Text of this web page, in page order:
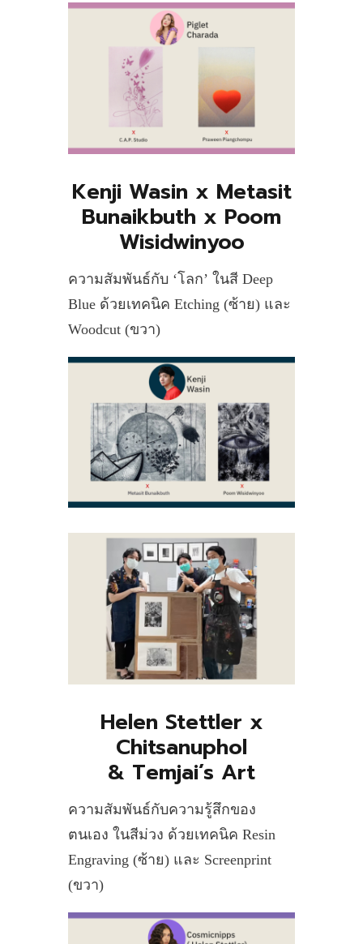
Kenji Wasin x Metasit
Bunaikbuth x Poom
Wisidwinyoo
ความสัมพันธ์กับ ‘โลก’ ในสี Deep
Blue ด้วยเทคนิค Etching (ซ้าย) และ
Woodcut (ขวา)
Helen Stettler x
Chitsanuphol
& Temjai’s Art
ความสัมพันธ์กับความรู้สึกของ
ตนเอง ในสีม่วง ด้วยเทคนิค Resin
Engraving (ซ้าย) และ Screenprint
(ขวา)